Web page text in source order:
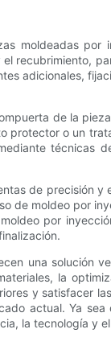
moldeadas
recubrimiento,
adicionales,
de la
o un
técnicas
de precisión
de moldeo por
por
una
la
y satisfacer
actual. Ya
la tecnología y